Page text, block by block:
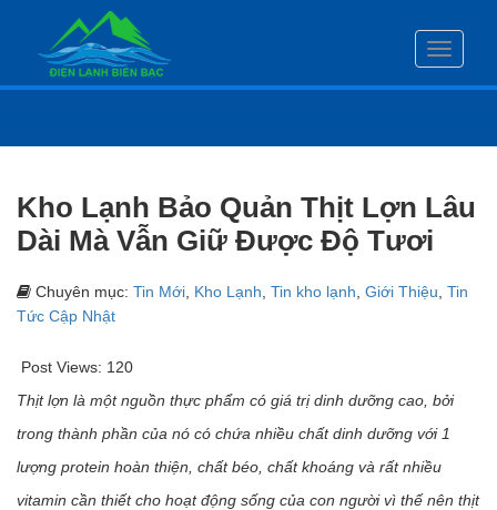
Toggle
Kho Lạnh Bảo Quản Thịt Lợn Lâu
Dài Mà Vẫn Giữ Được Độ Tươi
Chuyên mục: Tin Mới Kho Lạnh Tin kho lạnh Giới Thiệu Tin
Tức Cập Nhật
Post Views: 120
Thịt lợn là một nguồn thực phẩm có giá trị dinh dưỡng cao, bởi
trong thành phần của nó có chứa nhiều chất dinh dưỡng với 1
lượng protein hoàn thiện, chất béo, chất khoáng và rất nhiều
vitamin cần thiết cho hoạt động sống của con người vì thế nên thịt